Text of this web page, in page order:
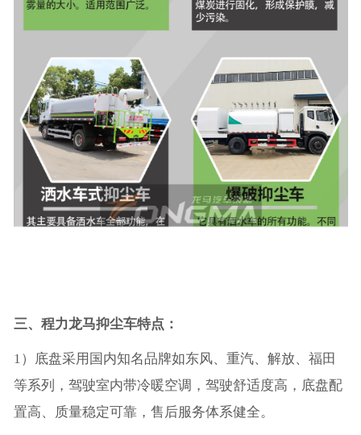
三、程力龙马抑尘车特点：
1）底盘采用国内知名品牌如东风、重汽、解放、福田
等系列，驾驶室内带冷暖空调，驾驶舒适度高，底盘配
置高、质量稳定可靠，售后服务体系健全。